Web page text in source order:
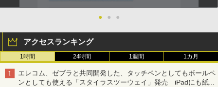
● ● ●
アクセスランキング
1時間 24時間 1週間 1カ月
エレコム、ゼブラと共同開発した、タッチペンとしてもボールペ
ンとしても使える「スタイラスツーウェイ」発売 iPadにも紙に